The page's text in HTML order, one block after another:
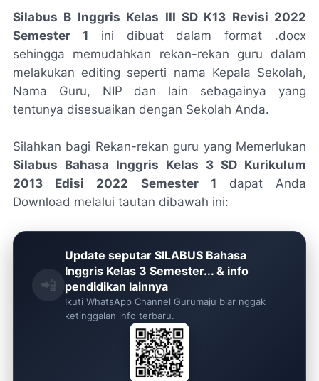
Silabus B Inggris Kelas III SD K13 Revisi 2022
Semester 1 ini dibuat dalam format .docx
sehingga memudahkan rekan-rekan guru dalam
melakukan editing seperti nama Kepala Sekolah,
Nama Guru, NIP dan lain sebagainya yang
tentunya disesuaikan dengan Sekolah Anda.
Silahkan bagi Rekan-rekan guru yang Memerlukan
Silabus Bahasa Inggris Kelas 3 SD Kurikulum
2013 Edisi 2022 Semester 1 dapat Anda
Download melalui tautan dibawah ini:
📲
Update seputar SILABUS Bahasa
Inggris Kelas 3 Semester... & info
pendidikan lainnya
Ikuti WhatsApp Channel Gurumaju biar nggak
ketinggalan info terbaru.